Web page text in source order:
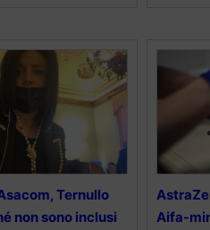
Ternullo
non sono inclusi
Aifa-